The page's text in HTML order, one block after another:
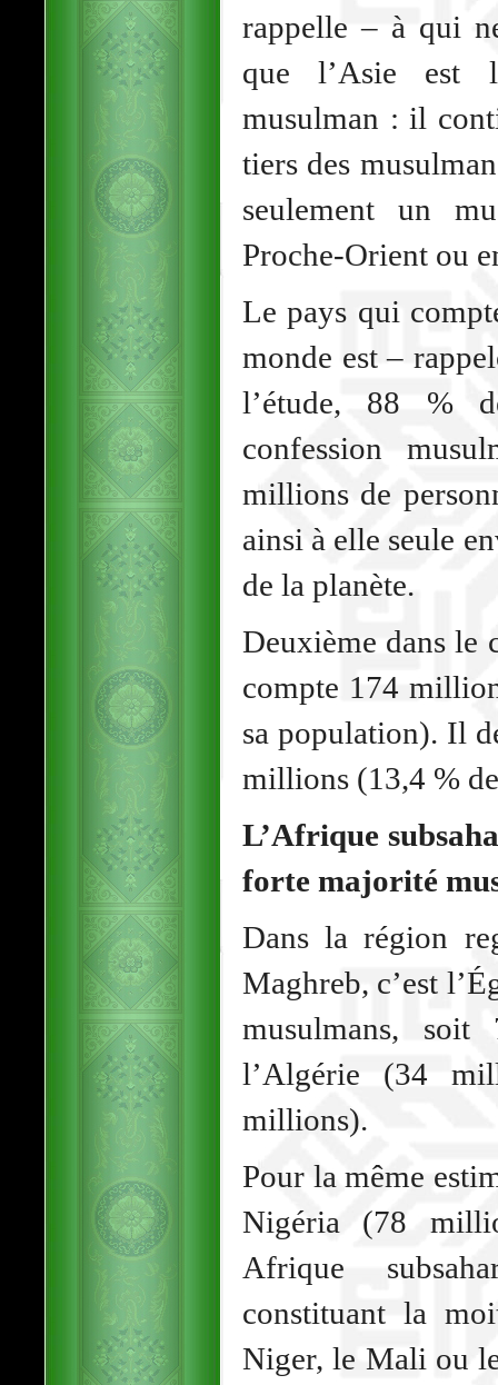
rappelle – à qui
que l’Asie est
musulman : il
tiers des
seulement un
Proche-Orient ou
Le pays qui
monde est –
l’étude, 88 %
confession
millions de
ainsi à elle seule
de la planète.
Deuxième dans le
compte 174
sa population). Il
millions (13,4 %
L’Afrique
forte majorité
Dans la région
Maghreb, c’est
musulmans,
l’Algérie (34
millions).
Pour la même
Nigéria (78
Afrique
constituant la
Niger, le Mali ou